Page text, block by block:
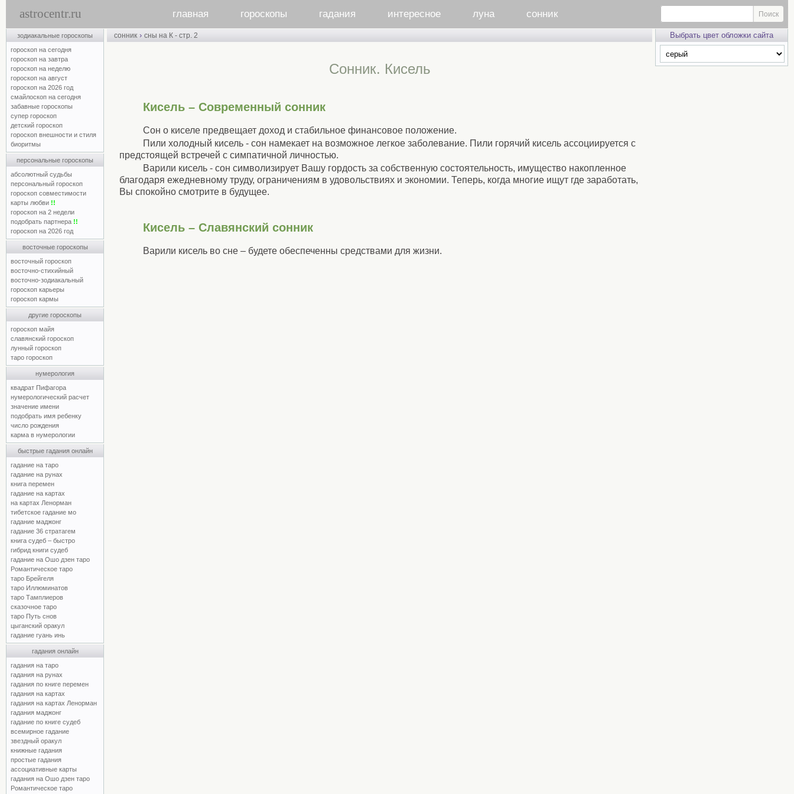
astrocentr.ru главная гороскопы гадания интересное луна сонник
зодиакальные гороскопы
гороскоп на сегодня
гороскоп на завтра
гороскоп на неделю
гороскоп на август
гороскоп на 2026 год
смайлоскоп на сегодня
забавные гороскопы
супер гороскоп
детский гороскоп
гороскоп внешности и стиля
биоритмы
персональные гороскопы
абсолютный судьбы
персональный гороскоп
гороскоп совместимости
карты любви !!
гороскоп на 2 недели
подобрать партнера !!
гороскоп на 2026 год
восточные гороскопы
восточный гороскоп
восточно-стихийный
восточно-зодиакальный
гороскоп карьеры
гороскоп кармы
другие гороскопы
гороскоп майя
славянский гороскоп
лунный гороскоп
таро гороскоп
нумерология
квадрат Пифагора
нумерологический расчет
значение имени
подобрать имя ребенку
число рождения
карма в нумерологии
быстрые гадания онлайн
гадание на таро
гадание на рунах
книга перемен
гадание на картах
на картах Ленорман
тибетское гадание мо
гадание маджонг
гадание 36 стратагем
книга судеб – быстро
гибрид книги судеб
гадание на Ошо дзен таро
Романтическое таро
таро Брейгеля
таро Иллюминатов
таро Тамплиеров
сказочное таро
таро Путь снов
цыганский оракул
гадание гуань инь
гадания онлайн
гадания на таро
гадания на рунах
гадания по книге перемен
гадания на картах
гадания на картах Ленорман
гадания маджонг
гадание по книге судеб
всемирное гадание
звездный оракул
книжные гадания
простые гадания
ассоциативные карты
гадания на Ошо дзен таро
Романтическое таро
сонник › сны на К - стр. 2
Cонник. Кисель
Кисель – Современный сонник
Сон о киселе предвещает доход и стабильное финансовое положение.
Пили холодный кисель - сон намекает на возможное легкое заболевание. Пили горячий кисель ассоциируется с
предстоящей встречей с симпатичной личностью.
Варили кисель - сон символизирует Вашу гордость за собственную состоятельность, имущество накопленное
благодаря ежедневному труду, ограничениям в удовольствиях и экономии. Теперь, когда многие ищут где заработать,
Вы спокойно смотрите в будущее.
Кисель – Славянский сонник
Варили кисель во сне – будете обеспеченны средствами для жизни.
Выбрать цвет обложки сайта